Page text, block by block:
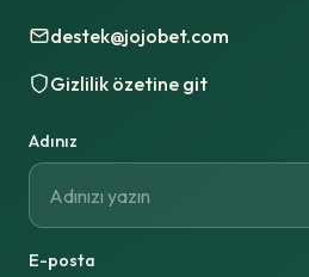
destek@jojobet.com
Gizlilik özetine git
Adınız
E-posta